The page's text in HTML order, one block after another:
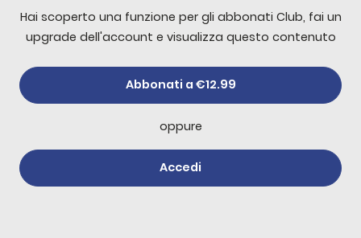
-10 s +30s
Hai scoperto una funzione per gli abbonati Club, fai un
upgrade dell'account e visualizza questo contenuto
Abbonati a €12.99
oppure
Accedi